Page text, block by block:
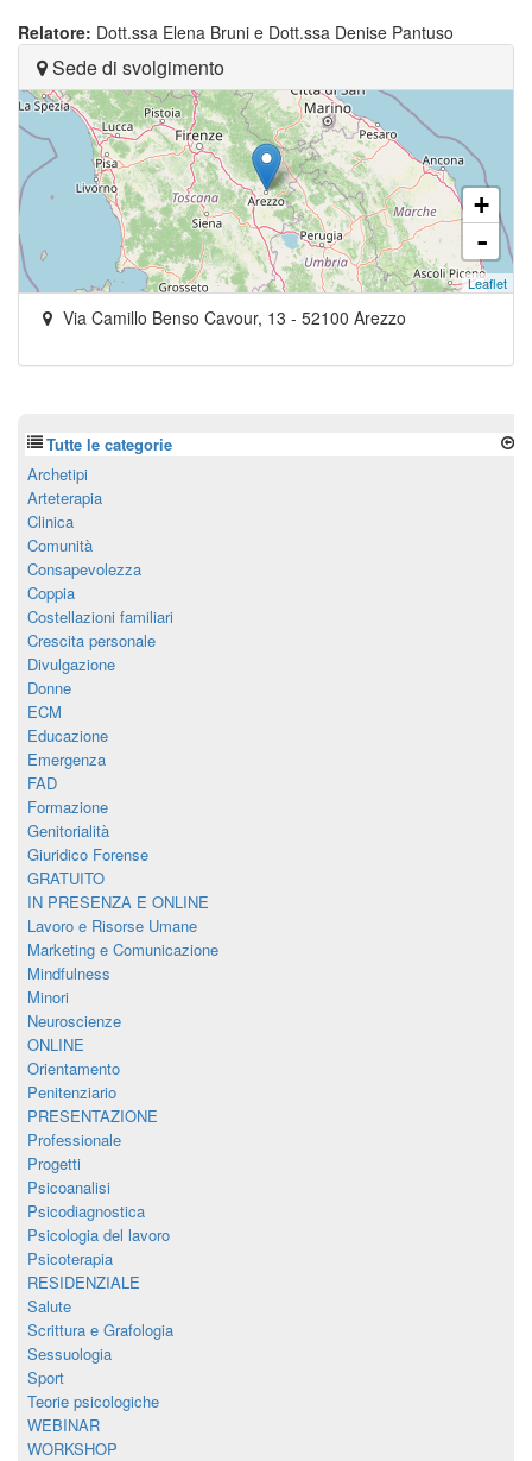
Relatore: Dott.ssa Elena Bruni e Dott.ssa Denise Pantuso
Sede di svolgimento
+
-
Leaflet
Via Camillo Benso Cavour, 13 - 52100 Arezzo
Tutte le categorie
Archetipi
Arteterapia
Clinica
Comunità
Consapevolezza
Coppia
Costellazioni familiari
Crescita personale
Divulgazione
Donne
ECM
Educazione
Emergenza
FAD
Formazione
Genitorialità
Giuridico Forense
GRATUITO
IN PRESENZA E ONLINE
Lavoro e Risorse Umane
Marketing e Comunicazione
Mindfulness
Minori
Neuroscienze
ONLINE
Orientamento
Penitenziario
PRESENTAZIONE
Professionale
Progetti
Psicoanalisi
Psicodiagnostica
Psicologia del lavoro
Psicoterapia
RESIDENZIALE
Salute
Scrittura e Grafologia
Sessuologia
Sport
Teorie psicologiche
WEBINAR
WORKSHOP